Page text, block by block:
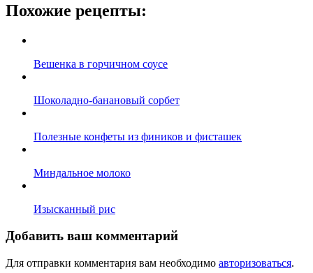
Похожие рецепты:
Вешенка в горчичном соусе
Шоколадно-банановый сорбет
Полезные конфеты из фиников и фисташек
Миндальное молоко
Изысканный рис
Добавить ваш комментарий
Для отправки комментария вам необходимо авторизоваться.